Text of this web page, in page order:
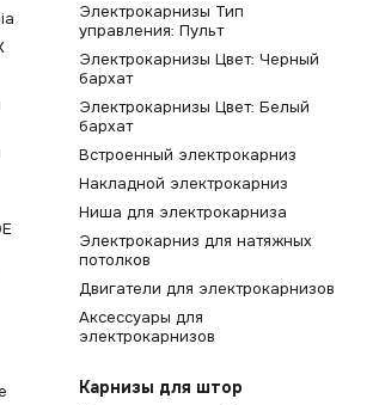
Электрокарнизы Тип
управления: Пульт
Электрокарнизы Цвет: Черный
бархат
Электрокарнизы Цвет: Белый
бархат
Встроенный электрокарниз
Накладной электрокарниз
Ниша для электрокарниза
Электрокарниз для натяжных
потолков
Двигатели для электрокарнизов
Аксессуары для
электрокарнизов
Карнизы для штор